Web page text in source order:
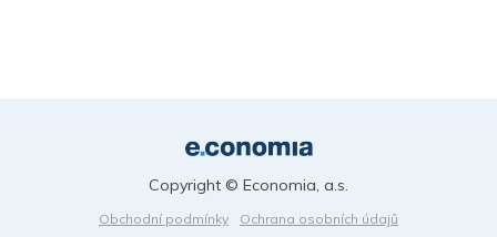
Obchodní podmínky
Ochrana osobních údajů
Copyright © Economia, a.s.